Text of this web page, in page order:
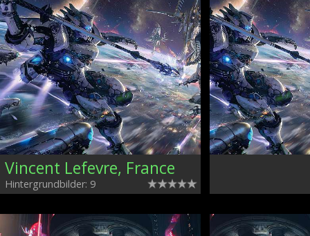
Vincent Lefevre, France
Hintergrundbilder: 9